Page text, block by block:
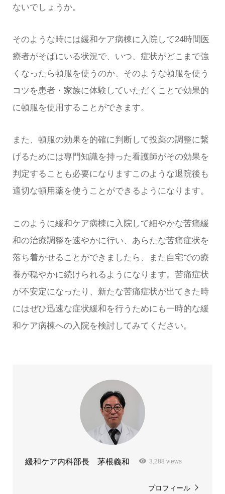
ないでしょうか。
そのような時には緩和ケア病棟に入院して24時間医
療者がそばにいる状況で、いつ、症状がどこまで強
くなったら頓服を使うのか、そのような頓服を使う
コツを患者・家族に体験していただくことで効果的
に頓服を使用することができます。
また、頓服の効果を的確に判断して投薬の調整に繋
げるためには専門知識を持った看護師がその効果を
判定することも必要になりますこのような退院後も
適切な頓用薬を使うことができるようになります。
このように緩和ケア病棟に入院して細やかな苦痛緩
和の治療調整を速やかに行い、あらたな苦痛症状を
落ち着かせることができましたら、また自宅での療
養が穏やかに続けられるようになります。苦痛症状
が不安定になったり、新たな苦痛症状が出てきた時
にはぜひ迅速な症状緩和を行うためにも一時的な緩
和ケア病棟への入院を検討してみてください。
緩和ケア内科部長 茅根義和 3,288 views
プロフィール